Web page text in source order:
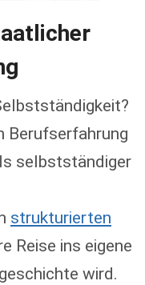
Berufserfahrung
selbstständiger
strukturierten
Reise ins eigene
wird.